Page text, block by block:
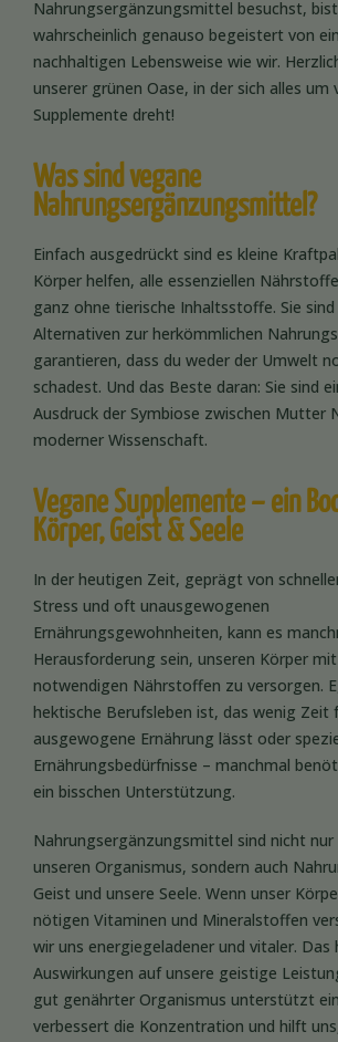
Nahrungsergänzungsmittel besuchst,
wahrscheinlich genauso begeistert von
nachhaltigen Lebensweise wie wir.
unserer grünen Oase, in der sich alles um
Supplemente dreht!
Was sind vegane
Nahrungsergänzungsmittel?
Einfach ausgedrückt sind es kleine
Körper helfen, alle essenziellen
ganz ohne tierische Inhaltsstoffe. Sie
Alternativen zur herkömmlichen
garantieren, dass du weder der Umwelt
schadest. Und das Beste daran: Sie sind
Ausdruck der Symbiose zwischen Mutter
moderner Wissenschaft.
Vegane Supplemente – ein
Körper, Geist & Seele
In der heutigen Zeit, geprägt von
Stress und oft unausgewogenen
Ernährungsgewohnheiten, kann es
Herausforderung sein, unseren Körper
notwendigen Nährstoffen zu versorgen.
hektische Berufsleben ist, das wenig Zeit
ausgewogene Ernährung lässt oder
Ernährungsbedürfnisse – manchmal
ein bisschen Unterstützung.
Nahrungsergänzungsmittel sind nicht
unseren Organismus, sondern auch
Geist und unsere Seele. Wenn unser
nötigen Vitaminen und Mineralstoffen
wir uns energiegeladener und vitaler. Das
Auswirkungen auf unsere geistige
gut genährter Organismus unterstützt
verbessert die Konzentration und hilft